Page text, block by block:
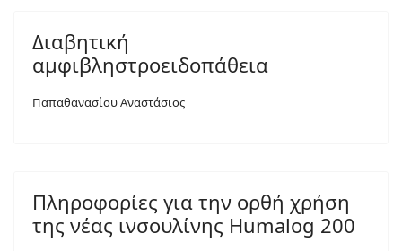
Διαβητική
αμφιβληστροειδοπάθεια
Παπαθανασίου Αναστάσιος
Πληροφορίες για την ορθή χρήση
της νέας ινσουλίνης Humalog 200